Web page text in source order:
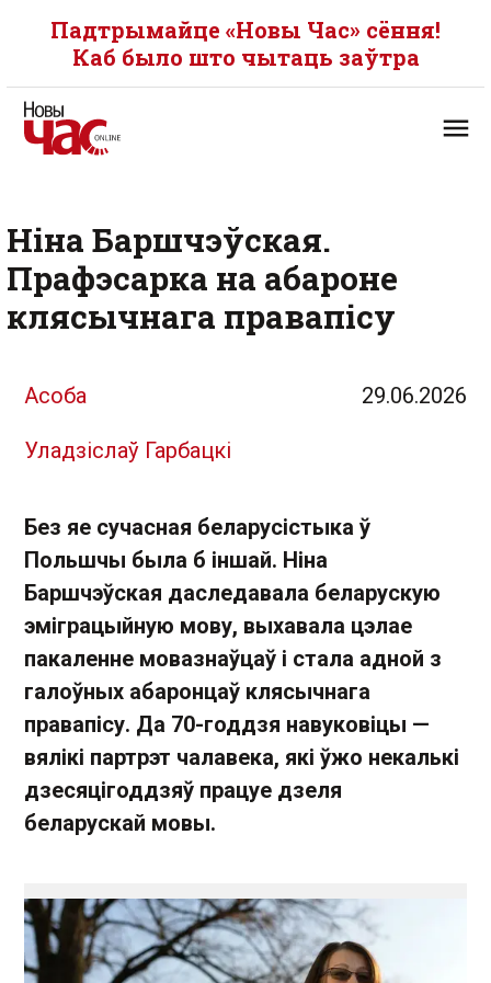
Падтрымайце «Новы Час» сёння!
Каб было што чытаць заўтра
Ніна Баршчэўская.
Прафэсарка на абароне
клясычнага правапісу
Асоба 29.06.2026
Уладзіслаў Гарбацкі
Без яе сучасная беларусістыка ў
Польшчы была б іншай. Ніна
Баршчэўская даследавала беларускую
эміграцыйную мову, выхавала цэлае
пакаленне мовазнаўцаў і стала адной з
галоўных абаронцаў клясычнага
правапісу. Да 70-годдзя навуковіцы —
вялікі партрэт чалавека, які ўжо некалькі
дзесяцігоддзяў працуе дзеля
беларускай мовы.